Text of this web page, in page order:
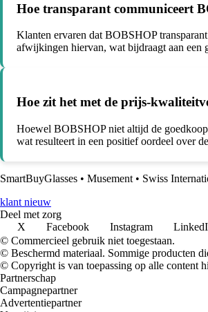
Hoe transparant communiceert
Klanten ervaren dat BOBSHOP
afwijkingen hiervan, wat bijdraagt aan een
Hoe zit het met de prijs-
Hoewel BOBSHOP niet altijd de
wat resulteert in een positief oordeel over
SmartBuyGlasses • Musement • Swiss
klant nieuw
Deel met zorg
X
Facebook Instagram
© Commercieel gebruik niet toegestaan.
© Beschermd materiaal. Sommige producten
© Copyright is van toepassing op alle content
Partnerschap
Campagnepartner
Advertentiepartner